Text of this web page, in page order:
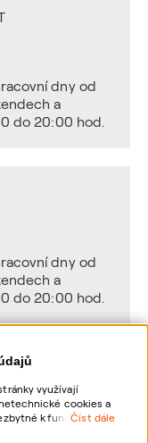
využívají
cookies a
k fungování
Číst dále
dny od
a
do 20:00 hod.
dny od
a
do 20:00 hod.